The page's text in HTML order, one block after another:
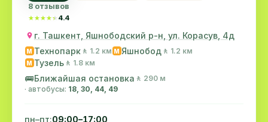
8 отзывов
★★★★★
★★★★★ 4.4
г. Ташкент, Яшнободский р-н, ул. Корасув, 4д
M Технопарк 🚶 1.2 км M Яшнобод 🚶 1.2 км
M Тузель 🚶 1.8 км
🚌Ближайшая остановка 🚶 290 м
· автобусы: 18, 30, 44, 49
пн–пт:09:00–17:00